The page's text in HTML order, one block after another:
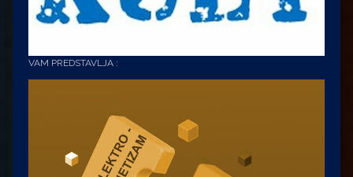
VAM PREDSTAVLJA :